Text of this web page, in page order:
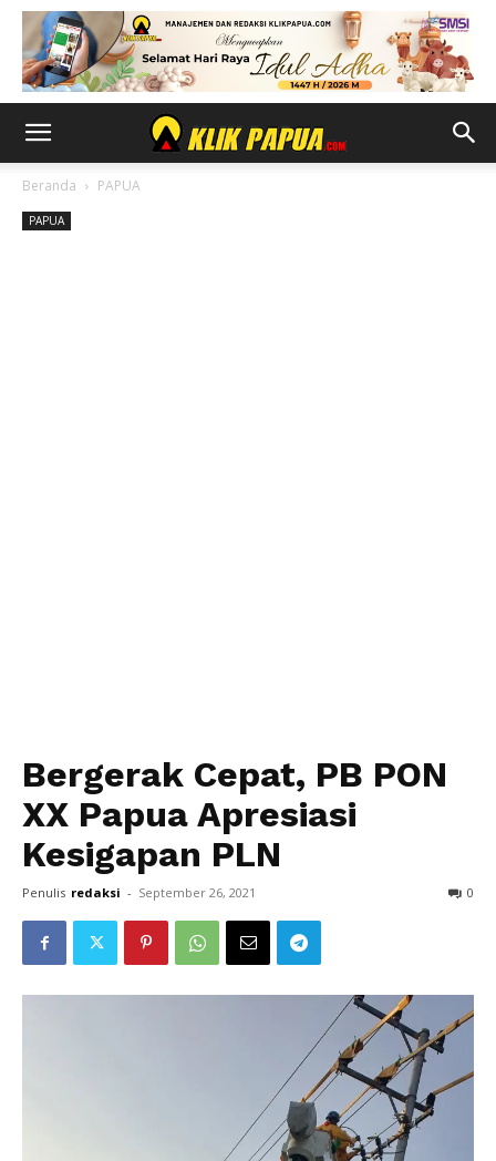
Beranda PAPUA
PAPUA
Bergerak Cepat, PB PON
XX Papua Apresiasi
Kesigapan PLN
Penulis redaksi - September 26, 2021 0